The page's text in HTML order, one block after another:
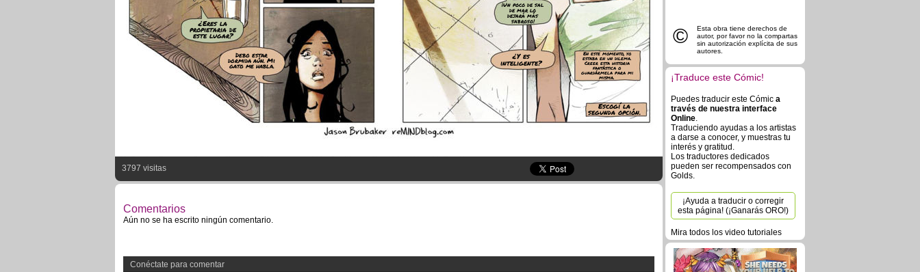
¿Eres la
propietaria de
este lugar?
Debo estar
dormida aún. Mi
gato me habla.
¡Un poco de sal
de mar lo
dejará más
sabroso!
¿Y es
inteligente?
En este momento, yo
estaba en un dilema.
Creer esta historia
fantástica o
guardármela para mi
misma.
Escogí la
segunda opción.
3797 visitas
Comentarios
Aún no se ha escrito ningún comentario.
Conéctate para comentar
©
Esta obra tiene derechos de
autor, por favor no la compartas
sin autorización explícita de sus
autores.
¡Traduce este Cómic!
Puedes traducir este Cómic a
través de nuestra interface
Online.
Traduciendo ayudas a los artistas
a darse a conocer, y muestras tu
interés y gratitud.
Los traductores dedicados
pueden ser recompensados con
Golds.
¡Ayuda a traducir o corregir
esta página! (¡Ganarás ORO!)
Mira todos los video tutoriales